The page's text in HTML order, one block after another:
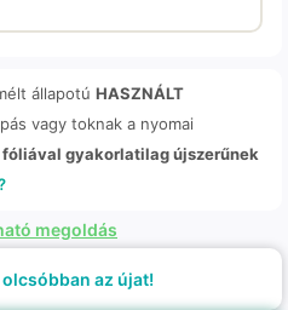
állapotú HASZNÁLT
vagy toknak a nyomai
fóliával gyakorlatilag újszerűnek
megoldás
az újat!